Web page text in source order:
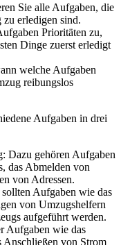
Sie alle Aufgaben, die
erledigen sind.
Prioritäten zu,
Dinge zuerst erledigt
welche Aufgaben
reibungslos
Aufgaben in drei
Dazu gehören Aufgaben
das Abmelden von
von Adressen.
Aufgaben wie das
von Umzugshelfern
aufgeführt werden.
Aufgaben wie das
Anschließen von Strom